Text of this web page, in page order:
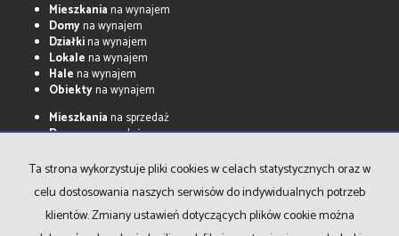
Mieszkania na wynajem
Domyna wynajem
Działkina wynajem
Lokale na wynajem
Hale na wynajem
Obiektyna wynajem
Mieszkania na sprzedaż
Domyna sprzedaż
Lokalena sprzedaż
Hale
na sprzedaż
Obiektyna sprzedaż
Ta strona wykorzystuje pliki cookies w celach statystycznych oraz w
celu dostosowania naszych serwisów do indywidualnych potrzeb
klientów. Zmiany ustawień dotyczących plików cookie można